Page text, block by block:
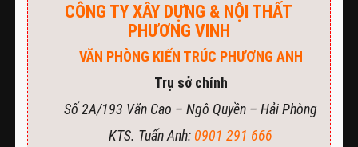
CÔNG TY XÂY DỰNG & NỘI THẤT
PHƯƠNG VINH
VĂN PHÒNG KIẾN TRÚC PHƯƠNG ANH
Trụ sở chính
Số 2A/193 Văn Cao – Ngô Quyền – Hải Phòng
KTS. Tuấn Anh: 0901 291 666